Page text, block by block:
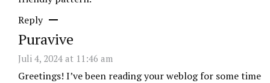
Reply
Puravive
Juli 4, 2024 at 11:46 am
Greetings! I’ve been reading your weblog for some time